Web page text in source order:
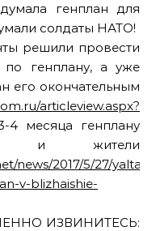
генплан для
солдаты НАТО!
решили провести
по генплану, а уже
его окончательным
articleview.aspx?
месяца генплану
и жители
news/2017/5/27/yalta-
v-blizhaishie-
ИЗВИНИТЕСЬ: